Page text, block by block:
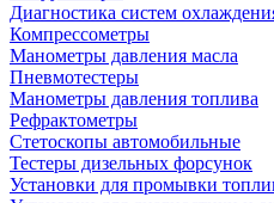
Диагностика систем
Компрессометры
Манометры давления масла
Пневмотестеры
Манометры давления топлива
Рефрактометры
Стетоскопы автомобильные
Тестеры дизельных форсунок
Установки для промывки